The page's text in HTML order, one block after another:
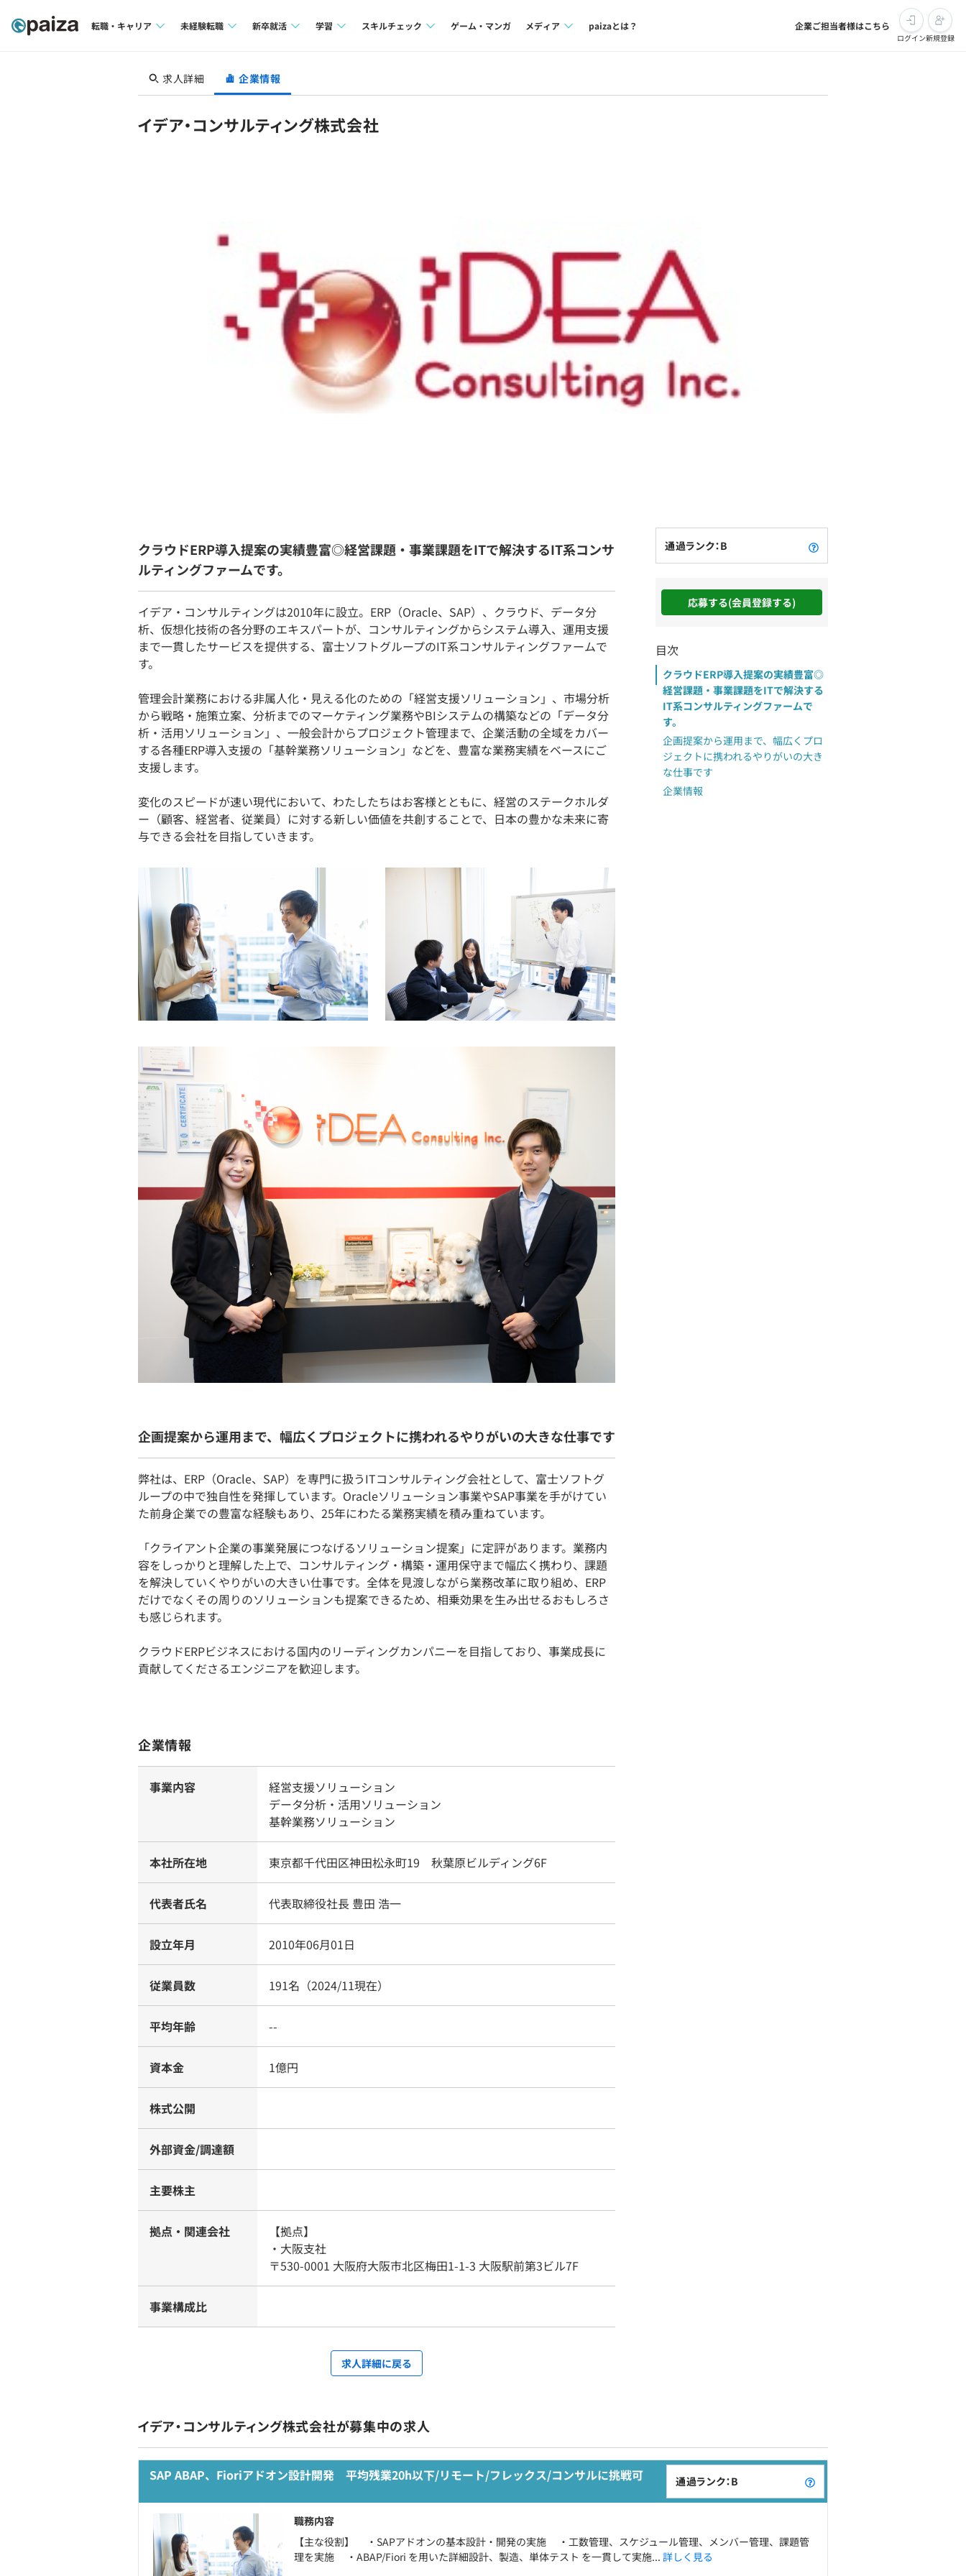
転職・キャリア
転職成功ガイド
未経験転職
求人検索
転職成功ガイド
新卒就活
本選考
就活成功ガイド
学習
4択課題
法人向けプラン
学校向けプラン
契約内容・クーポン
スキルチェック
評価結果一覧
ゲーム・マンガ メディア paizaとは？ 企業ご担当者様はこちら
ログイン新規登録
求人詳細 企業情報
イデア・コンサルティング株式会社
クラウドERP導入提案の実績豊富◎経営課題・事業課題をITで解決するIT系コンサ
ルティングファームです。
イデア・コンサルティングは2010年に設立。ERP（Oracle、SAP）、クラウド、データ分
析、仮想化技術の各分野のエキスパートが、コンサルティングからシステム導入、運用支援
まで一貫したサービスを提供する、富士ソフトグループのIT系コンサルティングファームで
す。
管理会計業務における非属人化・見える化のための「経営支援ソリューション」、市場分析
から戦略・施策立案、分析までのマーケティング業務やBIシステムの構築などの「データ分
析・活用ソリューション」、一般会計からプロジェクト管理まで、企業活動の全域をカバー
する各種ERP導入支援の「基幹業務ソリューション」などを、豊富な業務実績をベースにご
支援します。
変化のスピードが速い現代において、わたしたちはお客様とともに、経営のステークホルダ
ー（顧客、経営者、従業員）に対する新しい価値を共創することで、日本の豊かな未来に寄
与できる会社を目指していきます。
企画提案から運用まで、幅広くプロジェクトに携われるやりがいの大きな仕事です
弊社は、ERP（Oracle、SAP）を専門に扱うITコンサルティング会社として、富士ソフトグ
ループの中で独自性を発揮しています。Oracleソリューション事業やSAP事業を手がけてい
た前身企業での豊富な経験もあり、25年にわたる業務実績を積み重ねています。
「クライアント企業の事業発展につなげるソリューション提案」に定評があります。業務内
容をしっかりと理解した上で、コンサルティング・構築・運用保守まで幅広く携わり、課題
を解決していくやりがいの大きい仕事です。全体を見渡しながら業務改革に取り組め、ERP
だけでなくその周りのソリューションも提案できるため、相乗効果を生み出せるおもしろさ
も感じられます。
クラウドERPビジネスにおける国内のリーディングカンパニーを目指しており、事業成長に
貢献してくださるエンジニアを歓迎します。
企業情報
事業内容
経営支援ソリューション
データ分析・活用ソリューション
基幹業務ソリューション
本社所在地 東京都千代田区神田松永町19 秋葉原ビルディング6F
代表者氏名 代表取締役社長 豊田 浩一
設立年月 2010年06月01日
従業員数 191名（2024/11現在）
平均年齢 --
資本金 1億円
株式公開
外部資金/調達額
主要株主
拠点・関連会社
【拠点】
・大阪支社
〒530-0001 大阪府大阪市北区梅田1-1-3 大阪駅前第3ビル7F
事業構成比
求人詳細に戻る
通過ランク：B
応募する(会員登録する)
目次
クラウドERP導入提案の実績豊富◎
経営課題・事業課題をITで解決する
IT系コンサルティングファームで
す。
企画提案から運用まで、幅広くプロ
ジェクトに携われるやりがいの大き
な仕事です
企業情報
イデア・コンサルティング株式会社が募集中の求人
SAP ABAP、Fioriアドオン設計開発 平均残業20h以下/リモート/フレックス/コンサルに挑戦可 通過ランク：B
職務内容
【主な役割】 ・SAPアドオンの基本設計・開発の実施 ・工数管理、スケジュール管理、メンバー管理、課題管
理を実施 ・ABAP/Fiori を用いた詳細設計、製造、単体テスト を一貫して実施... 詳しく見る